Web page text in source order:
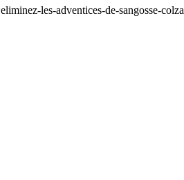
eliminez-les-adventices-de-sangosse-colza